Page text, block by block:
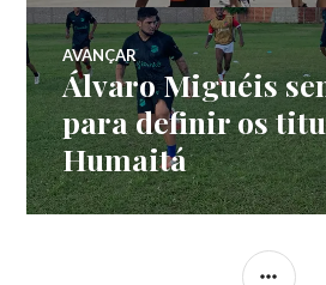
AVANÇAR
Álvaro Miguéis
para definir os
Humaitá